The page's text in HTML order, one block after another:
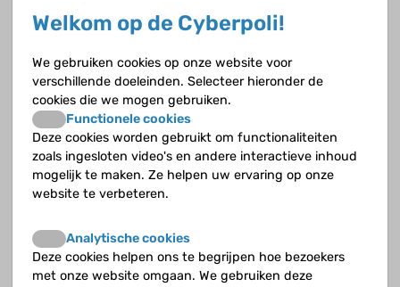
bloedcellen buiten het beenmerg?
Heb je bij HS kans op een groeiachterstand?
Heb je bij HS last van bloedarmoede?
Heb je bij HS last van galstenen?
Heb je bij HS last van geelzucht?
Heb je bij HS last van ijzerstapeling?
Welkom op de Cyberpoli!
We gebruiken cookies op onze website voor
verschillende doeleinden. Selecteer hieronder de
cookies die we mogen gebruiken.
Functionele cookies
Deze cookies worden gebruikt om functionaliteiten
zoals ingesloten video's en andere interactieve inhoud
mogelijk te maken. Ze helpen uw ervaring op onze
website te verbeteren.
Analytische cookies
Deze cookies helpen ons te begrijpen hoe bezoekers
met onze website omgaan. We gebruiken deze